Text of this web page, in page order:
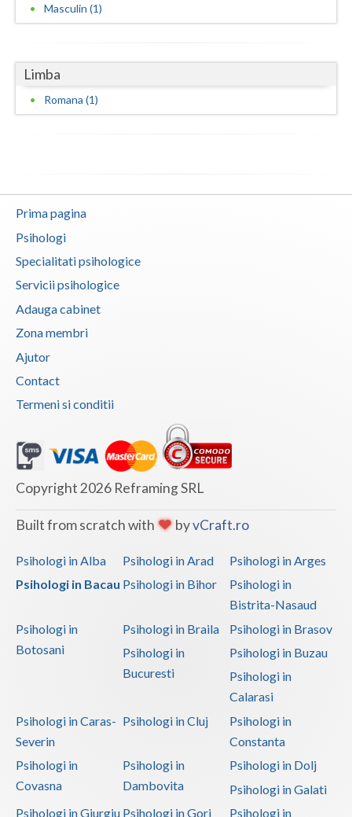
Masculin (1)
Limba
Romana (1)
Prima pagina
Psihologi
Specialitati psihologice
Servicii psihologice
Adauga cabinet
Zona membri
Ajutor
Contact
Termeni si conditii
Copyright 2026 Reframing SRL
Built from scratch with byvCraft.ro
Psihologi in Alba Psihologi in Arad
Psihologi in Arges
Psihologi in Bacau Psihologi in Bihor
Psihologi in
Bistrita-Nasaud
Psihologi in
Botosani
Psihologi in Braila
Psihologi in Brasov
Psihologi in
Bucuresti
Psihologi in Buzau
Psihologi in
Calarasi
Psihologi in Caras-
Severin
Psihologi in Cluj
Psihologi in
Constanta
Psihologi in
Covasna
Psihologi in
Dambovita
Psihologi in Dolj
Psihologi in Galati
Psihologi in Giurgiu Psihologi in Gorj Psihologi in